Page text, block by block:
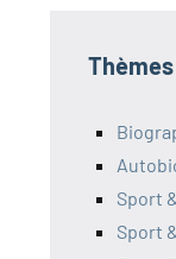
Sport
Sport